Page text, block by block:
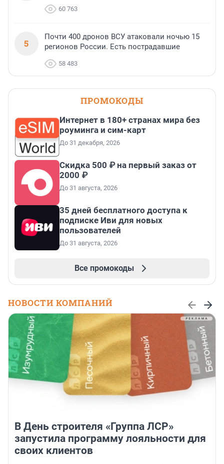
60 763
5
Почти 400 дронов ВСУ атаковали ночью 15
регионов России. Есть пострадавшие
58 483
ПРОМОКОДЫ
Интернет в 180+ странах мира без
роуминга и сим-карт
До 31 декабря, 2026
Скидка 500 ₽ на первый заказ от
2000 ₽
До 31 августа, 2026
35 дней бесплатного доступа к
подписке Иви для новых
пользователей
До 31 августа, 2026
Все промокоды
НОВОСТИ КОМПАНИЙ
В День строителя «Группа ЛСР»
запустила программу лояльности для
своих клиентов